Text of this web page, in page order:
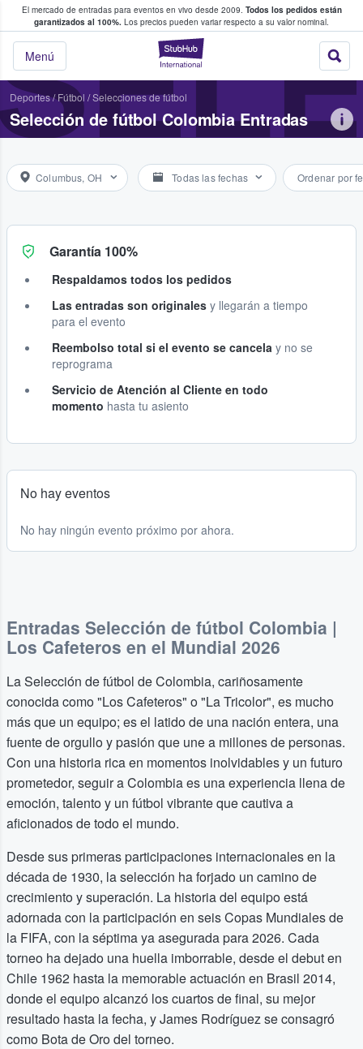
El mercado de entradas para eventos en vivo desde 2009. Todos los pedidos están
garantizados al 100%. Los precios pueden variar respecto a su valor nominal.
StubHub:
Menú
y venta de entradas entre fans
Deportes/ Fútbol /Selecciones de fútbol
Selección de fútbol Colombia Entradas
Columbus, OH Todas las fechas Ordenar por
Garantía 100%
Respaldamos todos los pedidos
Las entradas son originales y llegarán a tiempo
para el evento
Reembolso total si el evento se cancela y no se
reprograma
Servicio de Atención al Cliente en todo
momento hasta tu asiento
No hay eventos
No hay ningún evento próximo por ahora.
Entradas Selección de fútbol Colombia |
Los Cafeteros en el Mundial 2026
La Selección de fútbol de Colombia, cariñosamente
conocida como "Los Cafeteros" o "La Tricolor", es mucho
más que un equipo; es el latido de una nación entera, una
fuente de orgullo y pasión que une a millones de personas.
Con una historia rica en momentos inolvidables y un futuro
prometedor, seguir a Colombia es una experiencia llena de
emoción, talento y un fútbol vibrante que cautiva a
aficionados de todo el mundo.
Desde sus primeras participaciones internacionales en la
década de 1930, la selección ha forjado un camino de
crecimiento y superación. La historia del equipo está
adornada con la participación en seis Copas Mundiales de
la FIFA, con la séptima ya asegurada para 2026. Cada
torneo ha dejado una huella imborrable, desde el debut en
Chile 1962 hasta la memorable actuación en Brasil 2014,
donde el equipo alcanzó los cuartos de final, su mejor
resultado hasta la fecha, y James Rodríguez se consagró
como Bota de Oro del torneo.